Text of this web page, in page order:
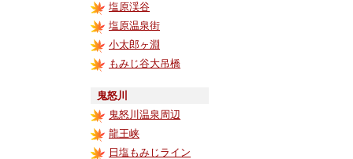
塩原渓谷
塩原温泉街
小太郎ヶ淵
もみじ谷大吊橋
鬼怒川
鬼怒川温泉周辺
龍王峡
日塩もみじライン